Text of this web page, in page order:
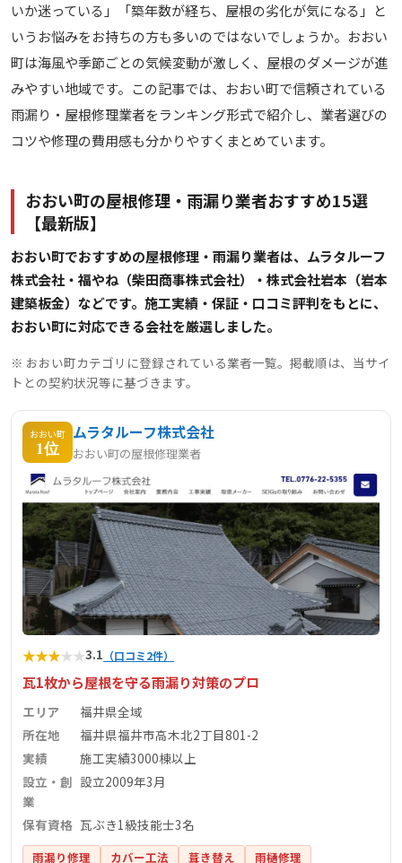
いか迷っている」「築年数が経ち、屋根の劣化が気になる」と
いうお悩みをお持ちの方も多いのではないでしょうか。おおい
町は海風や季節ごとの気候変動が激しく、屋根のダメージが進
みやすい地域です。この記事では、おおい町で信頼されている
雨漏り・屋根修理業者をランキング形式で紹介し、業者選びの
コツや修理の費用感も分かりやすくまとめています。
おおい町の屋根修理・雨漏り業者おすすめ15選
【最新版】
おおい町でおすすめの屋根修理・雨漏り業者は、ムラタルーフ
株式会社・福やね（柴田商事株式会社）・株式会社岩本（岩本
建築板金）などです。施工実績・保証・口コミ評判をもとに、
おおい町に対応できる会社を厳選しました。
※ おおい町カテゴリに登録されている業者一覧。掲載順は、当サイ
トとの契約状況等に基づきます。
おおい町
1位
ムラタルーフ株式会社
おおい町の屋根修理業者
★★★★★3.1 （口コミ2件）
瓦1枚から屋根を守る雨漏り対策のプロ
エリア
福井県全域
所在地
福井県福井市高木北2丁目801-2
実績
施工実績3000棟以上
設立・創
業
設立2009年3月
保有資格 瓦ぶき1級技能士3名
雨漏り修理 カバー工法 葺き替え
雨樋修理